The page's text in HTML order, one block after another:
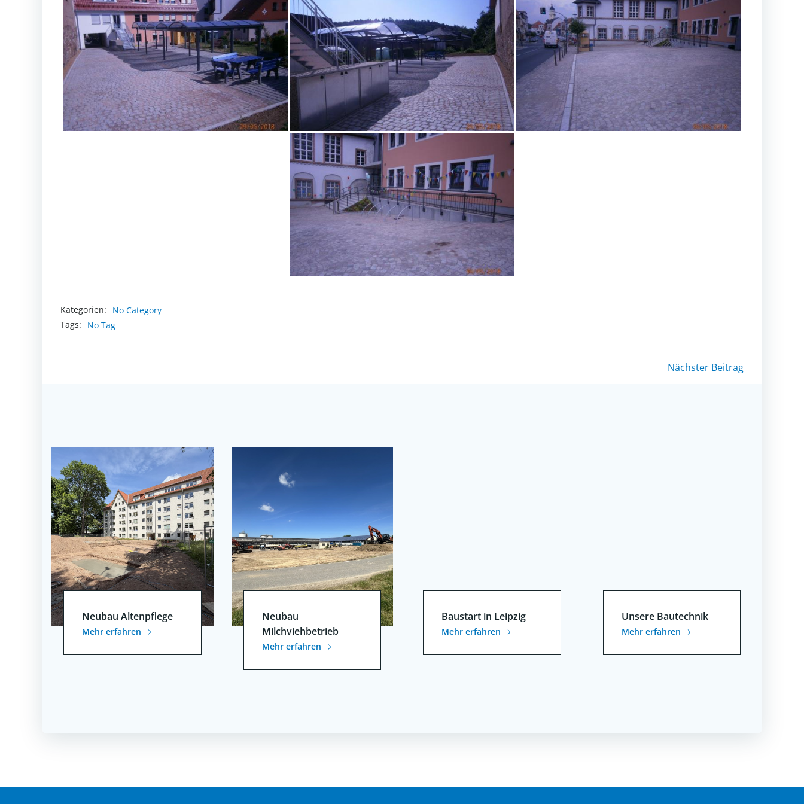
Kategorien:
No Category
Tags:
No Tag
Nächster Beitrag
Neubau Altenpflege
Mehr erfahren
Neubau
Milchviehbetrieb
Mehr erfahren
Baustart in Leipzig
Mehr erfahren
Unsere Bautechnik
Mehr erfahren